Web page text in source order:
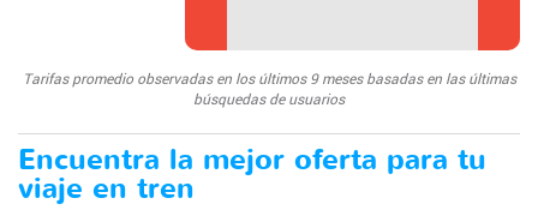
Tarifas promedio observadas en los últimos 9 meses basadas en las últimas
búsquedas de usuarios
Encuentra la mejor oferta para tu
viaje en tren